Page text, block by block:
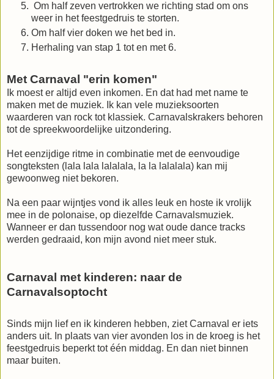
Om half zeven vertrokken we richting stad om ons
weer in het feestgedruis te storten.
Om half vier doken we het bed in.
Herhaling van stap 1 tot en met 6.
Met Carnaval "erin komen"
k moest er altijd even inkomen. En dat had met name te
maken met de muziek. Ik kan vele muzieksoorten
waarderen van rock tot klassiek. Carnavalskrakers behoren
tot de spreekwoordelijke uitzondering.
Het eenzijdige ritme in combinatie met de eenvoudige
songteksten (lala lala lalalala, la la lalalala) kan mij
gewoonweg niet bekoren.
Na een paar wijntjes vond ik alles leuk en hoste ik vrolijk
mee in de polonaise, op diezelfde Carnavalsmuziek.
Wanneer er dan tussendoor nog wat oude dance tracks
werden gedraaid, kon mijn avond niet meer stuk.
Carnaval met kinderen: naar de
Carnavalsoptocht
Sinds mijn lief en ik kinderen hebben, ziet Carnaval er iets
anders uit. In plaats van vier avonden los in de kroeg is het
feestgedruis beperkt tot één middag. En dan niet binnen
maar buiten.